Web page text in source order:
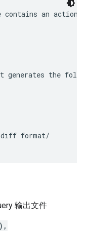
contains an action
generates the
format/
输出文件